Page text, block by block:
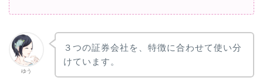
ゆう
３つの証券会社を、特徴に合わせて使い分
けています。